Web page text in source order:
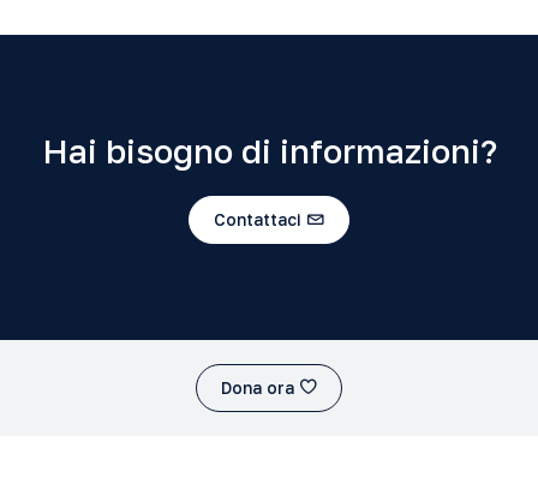
Hai bisogno di informazioni?
Contattaci
Dona ora